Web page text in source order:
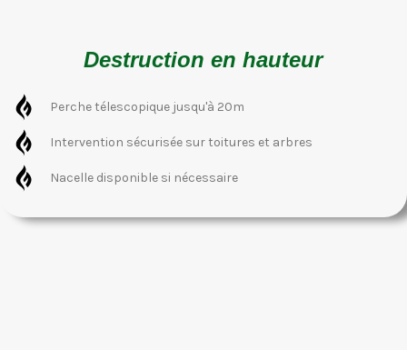
Destruction en hauteur
Perche télescopique jusqu'à 20m
Intervention sécurisée sur toitures et arbres
Nacelle disponible si nécessaire